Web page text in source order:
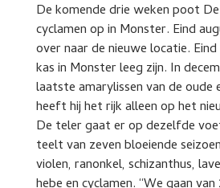
De komende drie weken poot
cyclamen op in Monster. Eind
over naar de nieuwe locatie.
kas in Monster leeg zijn. In
laatste amarylissen van de oude
heeft hij het rijk alleen op het
De teler gaat er op dezelfde
teelt van zeven bloeiende
violen, ranonkel, schizanthus,